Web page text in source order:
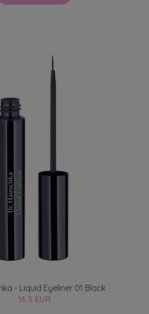
- Liquid Eyeliner 01 Black
16.5 EUR